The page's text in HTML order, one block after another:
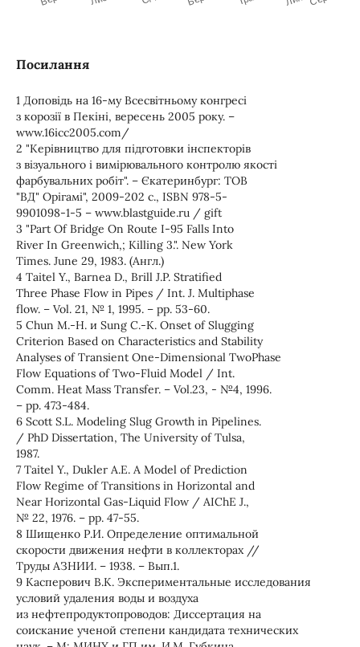
Посилання
1 Доповідь на 16-му Всесвітньому конгресі
з корозії в Пекіні, вересень 2005 року. –
www.16icc2005.com/
2 "Керівництво для підготовки інспекторів
з візуального і вимірювального контролю якості
фарбувальних робіт". – Єкатеринбург: ТОВ
"ВД" Орігамі", 2009-202 с., ISBN 978-5-
9901098-1-5 – www.blastguide.ru / gift
3 "Part Of Bridge On Route I-95 Falls Into
River In Greenwich,; Killing 3.". New York
Times. June 29, 1983. (Англ.)
4 Taitel Y., Barnea D., Brill J.P. Stratified
Three Phase Flow in Pipes / Int. J. Multiphase
flow. – Vol. 21, № 1, 1995. – pp. 53-60.
5 Chun M.-H. и Sung C.-K. Onset of Slugging
Criterion Based on Characteristics and Stability
Analyses of Transient One-Dimensional TwoPhase
Flow Equations of Two-Fluid Model / Int.
Comm. Heat Mass Transfer. – Vol.23, - №4, 1996.
– pp. 473-484.
6 Scott S.L. Modeling Slug Growth in Pipelines.
/ PhD Dissertation, The University of Tulsa,
1987.
7 Taitel Y., Dukler A.E. A Model of Prediction
Flow Regime of Transitions in Horizontal and
Near Horizontal Gas-Liquid Flow / AIChE J.,
№ 22, 1976. – pp. 47-55.
8 Шищенко Р.И. Определение оптимальной
скорости движения нефти в коллекторах //
Труды АЗНИИ. – 1938. – Вып.1.
9 Касперович В.К. Экспериментальные исследования
условий удаления воды и воздуха
из нефтепродуктопроводов: Диссертация на
соискание ученой степени кандидата технических